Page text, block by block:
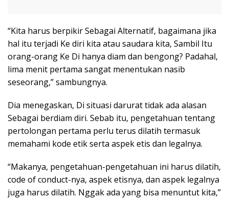
“Kita harus berpikir Sebagai Alternatif, bagaimana jika
hal itu terjadi Ke diri kita atau saudara kita, Sambil Itu
orang-orang Ke Di hanya diam dan bengong? Padahal,
lima menit pertama sangat menentukan nasib
seseorang,” sambungnya.
Dia menegaskan, Di situasi darurat tidak ada alasan
Sebagai berdiam diri. Sebab itu, pengetahuan tentang
pertolongan pertama perlu terus dilatih termasuk
memahami kode etik serta aspek etis dan legalnya.
“Makanya, pengetahuan-pengetahuan ini harus dilatih,
code of conduct-nya, aspek etisnya, dan aspek legalnya
juga harus dilatih. Nggak ada yang bisa menuntut kita,”